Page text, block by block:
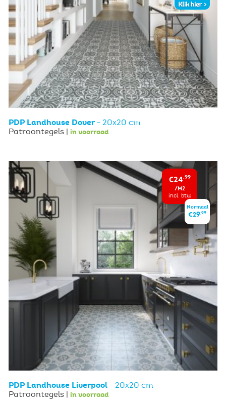
PDP Landhouse Dover - 20x20 cm
Patroontegels | in voorraad
€24,99
/M2
incl. btw
Normaal
€29 ,99
PDP Landhouse Liverpool - 20x20 cm
Patroontegels | in voorraad